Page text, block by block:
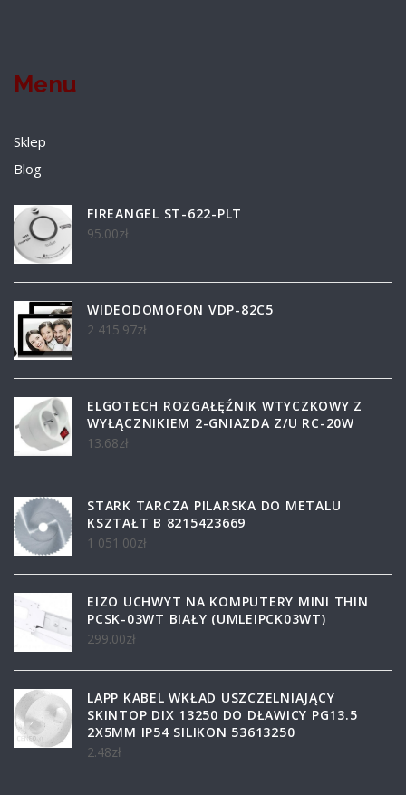
Menu
Sklep
Blog
FIREANGEL ST-622-PLT
95.00zł
WIDEODOMOFON VDP-82C5
2 415.97zł
ELGOTECH ROZGAŁĘŹNIK WTYCZKOWY Z
WYŁĄCZNIKIEM 2-GNIAZDA Z/U RC-20W
13.68zł
STARK TARCZA PILARSKA DO METALU
KSZTAŁT B 8215423669
1 051.00zł
EIZO UCHWYT NA KOMPUTERY MINI THIN
PCSK-03WT BIAŁY (UMLEIPCK03WT)
299.00zł
LAPP KABEL WKŁAD USZCZELNIAJĄCY
SKINTOP DIX 13250 DO DŁAWICY PG13.5
2X5MM IP54 SILIKON 53613250
2.48zł